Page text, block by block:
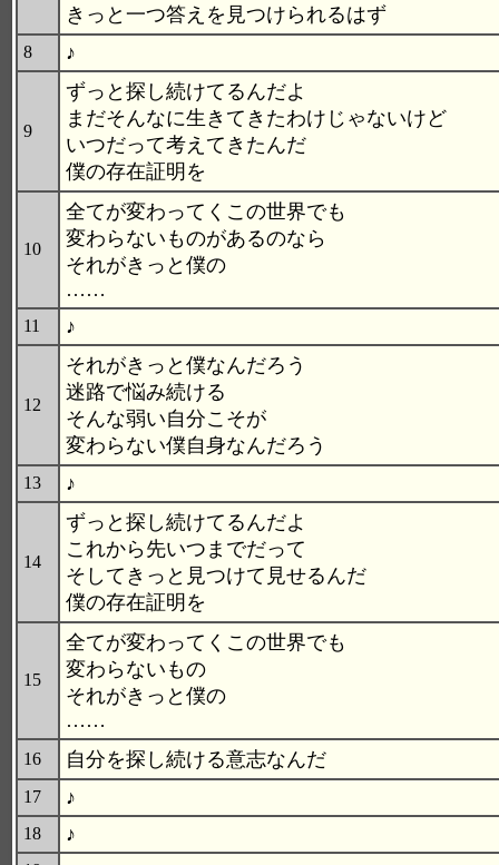
きっと一つ答えを見つけられるはず
8 ♪
9
ずっと探し続けてるんだよ
まだそんなに生きてきたわけじゃないけど
いつだって考えてきたんだ
僕の存在証明を
10
全てが変わってくこの世界でも
変わらないものがあるのなら
それがきっと僕の
……
11 ♪
12
それがきっと僕なんだろう
迷路で悩み続ける
そんな弱い自分こそが
変わらない僕自身なんだろう
13 ♪
14
ずっと探し続けてるんだよ
これから先いつまでだって
そしてきっと見つけて見せるんだ
僕の存在証明を
15
全てが変わってくこの世界でも
変わらないもの
それがきっと僕の
……
16 自分を探し続ける意志なんだ
17 ♪
18 ♪